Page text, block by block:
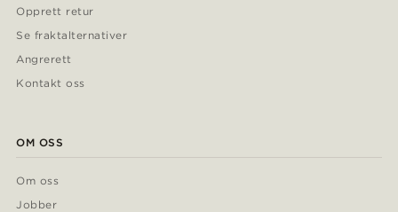
Opprett retur
Se fraktalternativer
Angrerett
Kontakt oss
OM OSS
Om oss
Jobber